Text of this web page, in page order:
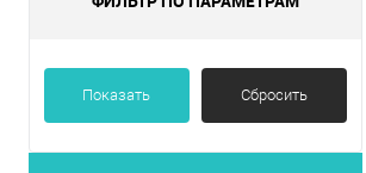
Показать Сбросить